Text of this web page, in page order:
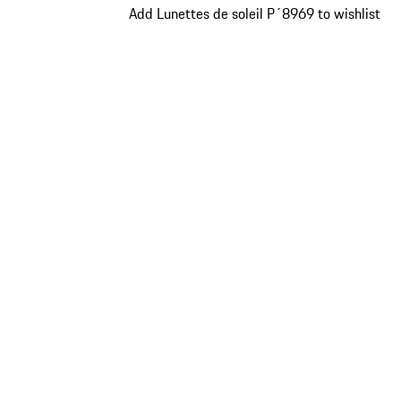
Add Lunettes de soleil P´8969 to wishlist